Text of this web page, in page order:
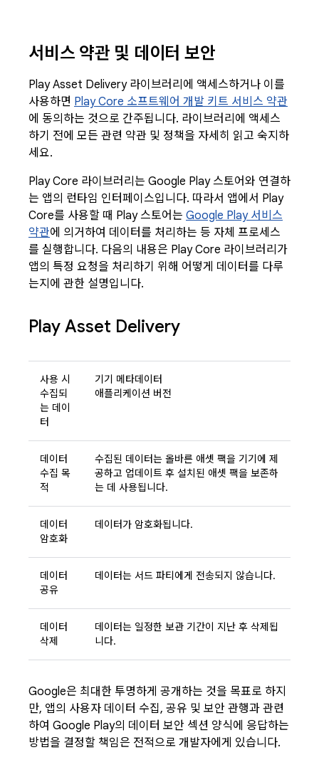
서비스 약관 및 데이터 보안
Play Asset Delivery 라이브러리에 액세스하거나 이를
사용하면 Play Core 소프트웨어 개발 키트 서비스 약관
에 동의하는 것으로 간주됩니다. 라이브러리에 액세스
하기 전에 모든 관련 약관 및 정책을 자세히 읽고 숙지하
세요.
Play Core 라이브러리는 Google Play 스토어와 연결하
는 앱의 런타임 인터페이스입니다. 따라서 앱에서 Play
Core를 사용할 때 Play 스토어는 Google Play 서비스
약관에 의거하여 데이터를 처리하는 등 자체 프로세스
를 실행합니다. 다음의 내용은 Play Core 라이브러리가
앱의 특정 요청을 처리하기 위해 어떻게 데이터를 다루
는지에 관한 설명입니다.
Play Asset Delivery
사용 시
수집되
는 데이
터
기기 메타데이터
애플리케이션 버전
데이터
수집 목
적
수집된 데이터는 올바른 애셋 팩을 기기에 제
공하고 업데이트 후 설치된 애셋 팩을 보존하
는 데 사용됩니다.
데이터
암호화
데이터가 암호화됩니다.
데이터
공유
데이터는 서드 파티에게 전송되지 않습니다.
데이터
삭제
데이터는 일정한 보관 기간이 지난 후 삭제됩
니다.
Google은 최대한 투명하게 공개하는 것을 목표로 하지
만, 앱의 사용자 데이터 수집, 공유 및 보안 관행과 관련
하여 Google Play의 데이터 보안 섹션 양식에 응답하는
방법을 결정할 책임은 전적으로 개발자에게 있습니다.